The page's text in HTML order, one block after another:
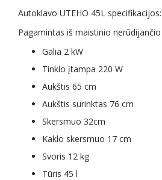
Autoklavo UTEHO 45L specifikacijos:
Pagamintas iš maistinio
Galia 2 kW
Tinklo įtampa 220 W
Aukštis 65 cm
Aukštis surinktas 76 cm
Skersmuo 32cm
Kaklo skersmuo 17 cm
Svoris 12 kg
Tūris 45 l